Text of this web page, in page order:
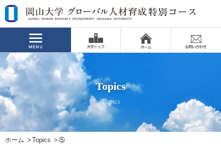
Topics
Topics
ホーム Topics ⑤